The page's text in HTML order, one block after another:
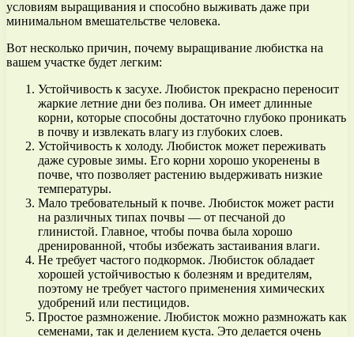
условиям выращивания и способно выживать даже при
минимальном вмешательстве человека.
Вот несколько причин, почему выращивание любистка на
вашем участке будет легким:
Устойчивость к засухе. Любисток прекрасно переносит
жаркие летние дни без полива. Он имеет длинные
корни, которые способны достаточно глубоко проникать
в почву и извлекать влагу из глубоких слоев.
Устойчивость к холоду. Любисток может переживать
даже суровые зимы. Его корни хорошо укоренены в
почве, что позволяет растению выдерживать низкие
температуры.
Мало требовательный к почве. Любисток может расти
на различных типах почвы — от песчаной до
глинистой. Главное, чтобы почва была хорошо
дренированной, чтобы избежать застаивания влаги.
Не требует частого подкормок. Любисток обладает
хорошей устойчивостью к болезням и вредителям,
поэтому не требует частого применения химических
удобрений или пестицидов.
Простое размножение. Любисток можно размножать как
семенами, так и делением куста. Это делается очень